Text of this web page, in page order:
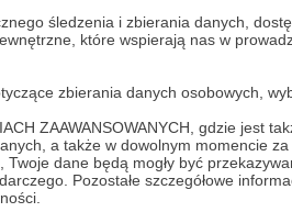
śledzenia i zbierania danych,
które wspierają nas w
zbierania danych osobowych,
ZAAWANSOWANYCH, gdzie jest
a także w dowolnym momencie
dane będą mogły być
Pozostałe szczegółowe